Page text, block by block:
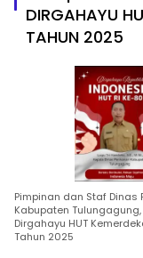
DIRGAHAYU
TAHUN 2025
Pimpinan dan Staf Dinas
Kabupaten
Dirgahayu HUT
Tahun 2025